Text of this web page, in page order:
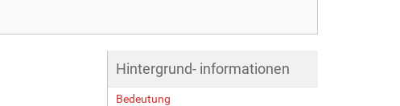
Hintergrund- informationen
Bedeutung